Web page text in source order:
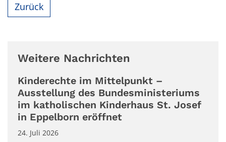
Zurück
Weitere Nachrichten
Kinderechte im Mittelpunkt –
Ausstellung des Bundesministeriums
im katholischen Kinderhaus St. Josef
in Eppelborn eröffnet
24. Juli 2026